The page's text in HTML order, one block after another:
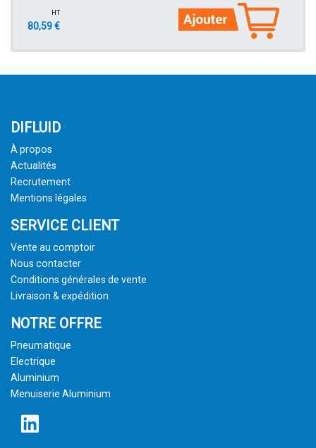
HT
80,59 €
DIFLUID
À propos
Actualités
Recrutement
Mentions légales
SERVICE CLIENT
Vente au comptoir
Nous contacter
Conditions générales de vente
Livraison & expédition
NOTRE OFFRE
Pneumatique
Electrique
Aluminium
Menuiserie Aluminium